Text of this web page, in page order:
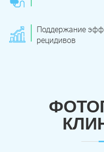
Поддержание
рецидивов